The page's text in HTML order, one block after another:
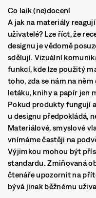
Co laik (ne)docení
A jak na materiály
uživatelé? Lze říct, že
designu je vědomě
sdělují. Vizuální
funkcí, kde lze použitý
toho, zda se nám na
letáku, knihy a papír jen
Pokud produkty fungují
u designu předpokládá,
Materiálové, smyslové
vnímáme častěji na
Výjimkou mohou být
standardu. Zmiňovaná
čtenáře upozornit na
bývá jinak běžnému